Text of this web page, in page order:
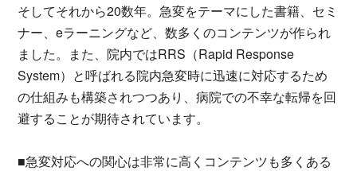
そしてそれから20数年。急変をテーマにした書籍、セミ
ナー、eラーニングなど、数多くのコンテンツが作られ
ました。また、院内ではRRS（Rapid Response
System）と呼ばれる院内急変時に迅速に対応するため
の仕組みも構築されつつあり、病院での不幸な転帰を回
避することが期待されています。
■急変対応への関心は非常に高くコンテンツも多くある